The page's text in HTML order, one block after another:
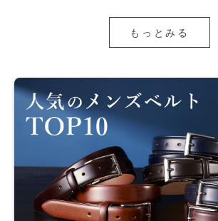
もっとみる